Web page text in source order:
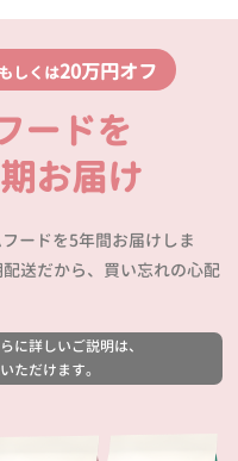
もしくは20万円オフ
ードを
お届け
ードを5年間お届けしま
送だから、買い忘れの心配
に詳しいご説明は、
ただけます。